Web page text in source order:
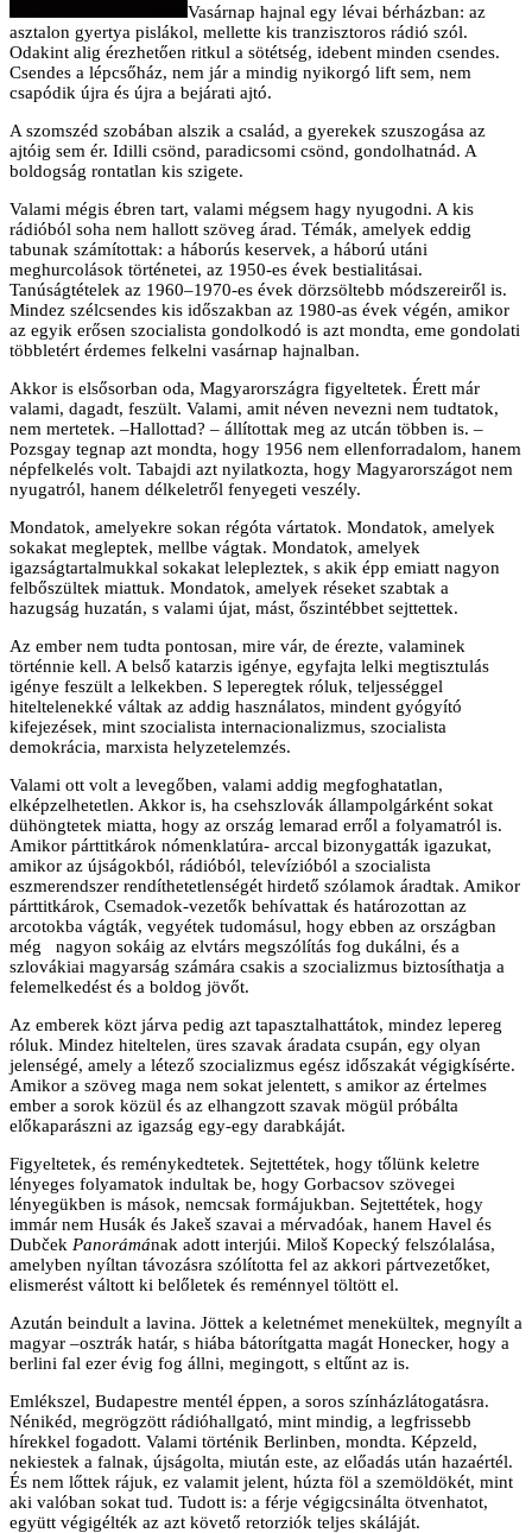
Vasárnap hajnal egy lévai bérházban: az
asztalon gyertya pislákol, mellette kis tranzisztoros rádió szól.
Odakint alig érezhetően ritkul a sötétség, idebent minden csendes.
Csendes a lépcsőház, nem jár a mindig nyikorgó lift sem, nem
csapódik újra és újra a bejárati ajtó.
A szomszéd szobában alszik a család, a gyerekek szuszogása az
ajtóig sem ér. Idilli csönd, paradicsomi csönd, gondolhatnád. A
boldogság rontatlan kis szigete.
Valami mégis ébren tart, valami mégsem hagy nyugodni. A kis
rádióból soha nem hallott szöveg árad. Témák, amelyek eddig
tabunak számítottak: a háborús keservek, a háború utáni
meghurcolások történetei, az 1950-es évek bestialitásai.
Tanúságtételek az 1960–1970-es évek dörzsöltebb módszereiről is.
Mindez szélcsendes kis időszakban az 1980-as évek végén, amikor
az egyik erősen szocialista gondolkodó is azt mondta, eme gondolati
többletért érdemes felkelni vasárnap hajnalban.
Akkor is elsősorban oda, Magyarországra figyeltetek. Érett már
valami, dagadt, feszült. Valami, amit néven nevezni nem tudtatok,
nem mertetek. –Hallottad? – állítottak meg az utcán többen is. –
Pozsgay tegnap azt mondta, hogy 1956 nem ellenforradalom, hanem
népfelkelés volt. Tabajdi azt nyilatkozta, hogy Magyarországot nem
nyugatról, hanem délkeletről fenyegeti veszély.
Mondatok, amelyekre sokan régóta vártatok. Mondatok, amelyek
sokakat megleptek, mellbe vágtak. Mondatok, amelyek
igazságtartalmukkal sokakat lelepleztek, s akik épp emiatt nagyon
felbőszültek miattuk. Mondatok, amelyek réseket szabtak a
hazugság huzatán, s valami újat, mást, őszintébbet sejttettek.
Az ember nem tudta pontosan, mire vár, de érezte, valaminek
történnie kell. A belső katarzis igénye, egyfajta lelki megtisztulás
igénye feszült a lelkekben. S leperegtek róluk, teljességgel
hiteltelenekké váltak az addig használatos, mindent gyógyító
kifejezések, mint szocialista internacionalizmus, szocialista
demokrácia, marxista helyzetelemzés.
Valami ott volt a levegőben, valami addig megfoghatatlan,
elképzelhetetlen. Akkor is, ha csehszlovák állampolgárként sokat
dühöngtetek miatta, hogy az ország lemarad erről a folyamatról is.
Amikor párttitkárok nómenklatúra- arccal bizonygatták igazukat,
amikor az újságokból, rádióból, televízióból a szocialista
eszmerendszer rendíthetetlenségét hirdető szólamok áradtak. Amikor
párttitkárok, Csemadok-vezetők behívattak és határozottan az
arcotokba vágták, vegyétek tudomásul, hogy ebben az országban
még nagyon sokáig az elvtárs megszólítás fog dukálni, és a
szlovákiai magyarság számára csakis a szocializmus biztosíthatja a
felemelkedést és a boldog jövőt.
Az emberek közt járva pedig azt tapasztalhattátok, mindez lepereg
róluk. Mindez hiteltelen, üres szavak áradata csupán, egy olyan
jelenségé, amely a létező szocializmus egész időszakát végigkísérte.
Amikor a szöveg maga nem sokat jelentett, s amikor az értelmes
ember a sorok közül és az elhangzott szavak mögül próbálta
előkaparászni az igazság egy-egy darabkáját.
Figyeltetek, és reménykedtetek. Sejtettétek, hogy tőlünk keletre
lényeges folyamatok indultak be, hogy Gorbacsov szövegei
lényegükben is mások, nemcsak formájukban. Sejtettétek, hogy
immár nem Husák és Jakeš szavai a mérvadóak, hanem Havel és
Dubček Panorámának adott interjúi. Miloš Kopecký felszólalása,
amelyben nyíltan távozásra szólította fel az akkori pártvezetőket,
elismerést váltott ki belőletek és reménnyel töltött el.
Azután beindult a lavina. Jöttek a keletnémet menekültek, megnyílt a
magyar –osztrák határ, s hiába bátorítgatta magát Honecker, hogy a
berlini fal ezer évig fog állni, megingott, s eltűnt az is.
Emlékszel, Budapestre mentél éppen, a soros színházlátogatásra.
Nénikéd, megrögzött rádióhallgató, mint mindig, a legfrissebb
hírekkel fogadott. Valami történik Berlinben, mondta. Képzeld,
nekiestek a falnak, újságolta, miután este, az előadás után hazaértél.
És nem lőttek rájuk, ez valamit jelent, húzta föl a szemöldökét, mint
aki valóban sokat tud. Tudott is: a férje végigcsinálta ötvenhatot,
együtt végigélték az azt követő retorziók teljes skáláját.